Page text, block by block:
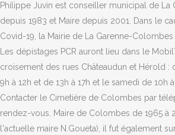
Philippe Juvin est conseiller municipal de La
depuis 1983 et Maire depuis 2001. Dans le
Covid-19, la Mairie de La Garenne-
Les dépistages PCR auront lieu dans le
croisement des rues Châteaudun et Hérold :
9h à 12h et de 13h à 17h et le samedi de 10h à
Contacter le Cimetière de Colombes par
rendez-vous. Maire de Colombes de 1965 à
l'actuelle maire N.Goueta), il fut également